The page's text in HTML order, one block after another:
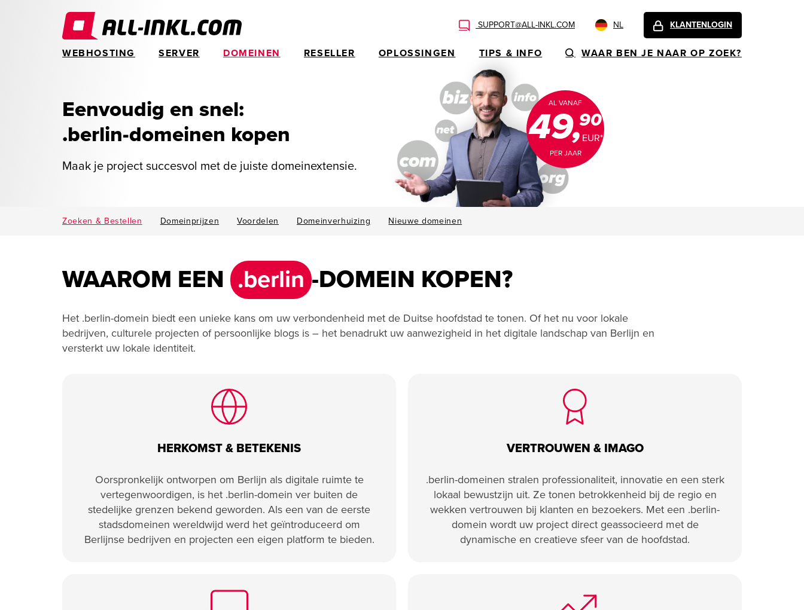
SUPPORT@ALL-INKL.COM NL KLANTENLOGIN
WEBHOSTING SERVER DOMEINEN RESELLER OPLOSSINGEN TIPS & INFO WAAR BEN JE NAAR OP ZOEK?
Eenvoudig en snel:
.berlin-domeinen kopen
Maak je project succesvol met de juiste domeinextensie.
AL VANAF
49,EUR*
90
PER JAAR
Zoeken & Bestellen Domeinprijzen Voordelen Domeinverhuizing Nieuwe domeinen
WAAROM EEN .berlin -DOMEIN KOPEN?
Het .berlin-domein biedt een unieke kans om uw verbondenheid met de Duitse hoofdstad te tonen. Of het nu voor lokale
bedrijven, culturele projecten of persoonlijke blogs is – het benadrukt uw aanwezigheid in het digitale landschap van Berlijn en
versterkt uw lokale identiteit.
HERKOMST & BETEKENIS
Oorspronkelijk ontworpen om Berlijn als digitale ruimte te
vertegenwoordigen, is het .berlin-domein ver buiten de
stedelijke grenzen bekend geworden. Als een van de eerste
stadsdomeinen wereldwijd werd het geïntroduceerd om
Berlijnse bedrijven en projecten een eigen platform te bieden.
VERTROUWEN & IMAGO
.berlin-domeinen stralen professionaliteit, innovatie en een sterk
lokaal bewustzijn uit. Ze tonen betrokkenheid bij de regio en
wekken vertrouwen bij klanten en bezoekers. Met een .berlin-
domein wordt uw project direct geassocieerd met de
dynamische en creatieve sfeer van de hoofdstad.